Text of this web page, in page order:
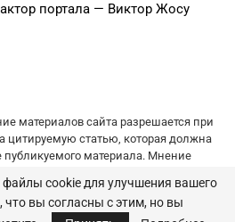
портала — Виктор Жосу
материалов сайта разрешается при
цитируемую статью, которая должна
публикуемого материала. Мнение
файлы cookie для улучшения вашего
вы согласны с этим, но вы